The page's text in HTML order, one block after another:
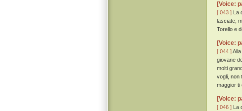
[Voice:
[ 043 ] La
lasciate;
Torello e
[Voice:
[ 044 ]
giovane
molti
vogli, non
maggior ti
[Voice:
[ 046 ] La